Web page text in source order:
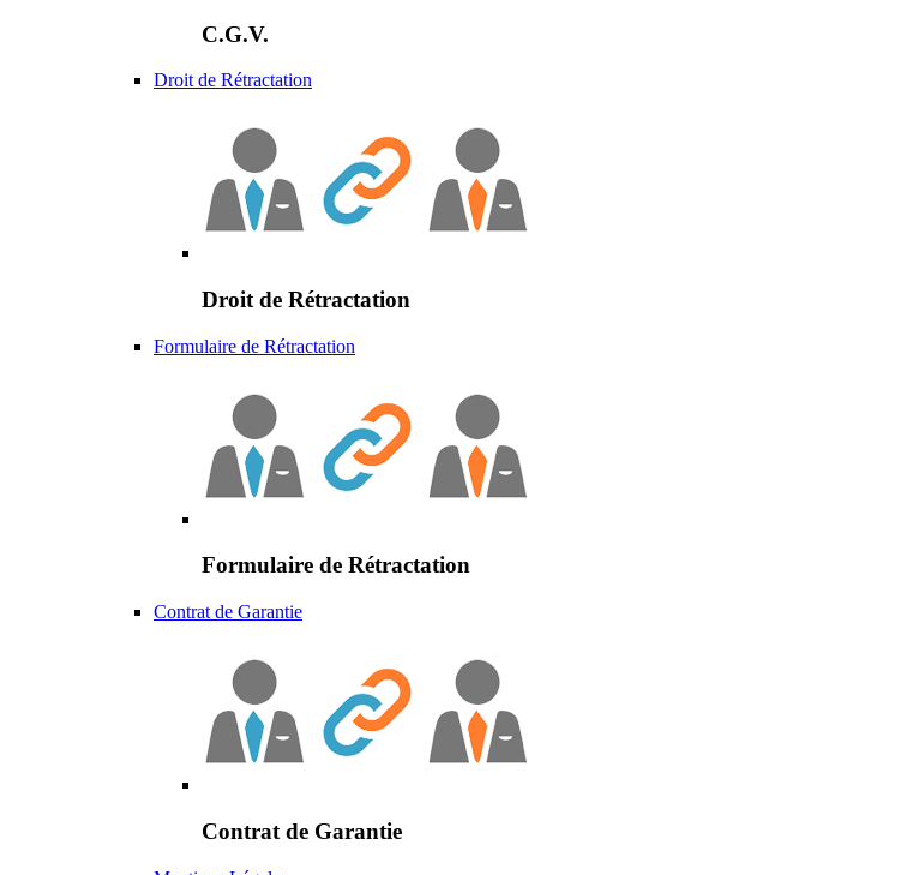
C.G.V.
Droit de Rétractation
Droit de Rétractation
Formulaire de Rétractation
Formulaire de Rétractation
Contrat de Garantie
Contrat de Garantie